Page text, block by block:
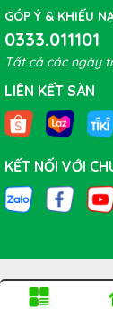
GÓP Ý & KHIẾU
0333.011101
Tất cả các ngày
LIÊN KẾT SÀN
KẾT NỐI VỚI